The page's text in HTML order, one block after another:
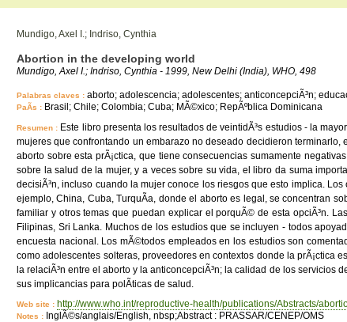
Mundigo, Axel I.; Indriso, Cynthia
Abortion in the developing world
Mundigo, Axel I.; Indriso, Cynthia - 1999, New Delhi (India), WHO, 498
Palabras claves : aborto; adolescencia; adolescentes; anticoncepciÃ³n;
PaÃ­s : Brasil; Chile; Colombia; Cuba; MÃ©xico; RepÃºblica Dominicana
Resumen : Este libro presenta los resultados de veintidÃ³s estudios - la
mujeres que confrontando un embarazo no deseado decidieron
aborto sobre esta prÃ¡ctica, que tiene consecuencias sumamente
sobre la salud de la mujer, y a veces sobre su vida, el libro da suma
decisiÃ³n, incluso cuando la mujer conoce los riesgos que esto implica.
ejemplo, China, Cuba, TurquÃ­a, donde el aborto es legal, se concentran
familiar y otros temas que puedan explicar el porquÃ© de esta opciÃ³n.
Filipinas, Sri Lanka. Muchos de los estudios que se incluyen - todos
encuesta nacional. Los mÃ©todos empleados en los estudios son
como adolescentes solteras, proveedores en contextos donde la prÃ¡ctica
la relaciÃ³n entre el aborto y la anticoncepciÃ³n; la calidad de los
sus implicancias para polÃ­ticas de salud.
Web site : http://www.who.int/reproductive-health/publications/Abstracts/
Notes : InglÃ©s/anglais/English, nbsp;Abstract : PRASSAR/CENEP/OMS